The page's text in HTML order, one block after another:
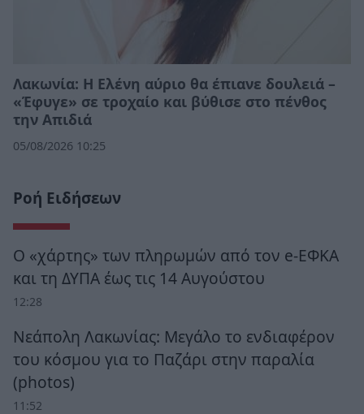
Λακωνία: Η Ελένη αύριο θα έπιανε δουλειά –
«Έφυγε» σε τροχαίο και βύθισε στο πένθος
την Απιδιά
05/08/2026 10:25
Ροή Ειδήσεων
Ο «χάρτης» των πληρωμών από τον e-ΕΦΚΑ
και τη ΔΥΠΑ έως τις 14 Αυγούστου
12:28
Νεάπολη Λακωνίας: Μεγάλο το ενδιαφέρον
του κόσμου για το Παζάρι στην παραλία
(photos)
11:52